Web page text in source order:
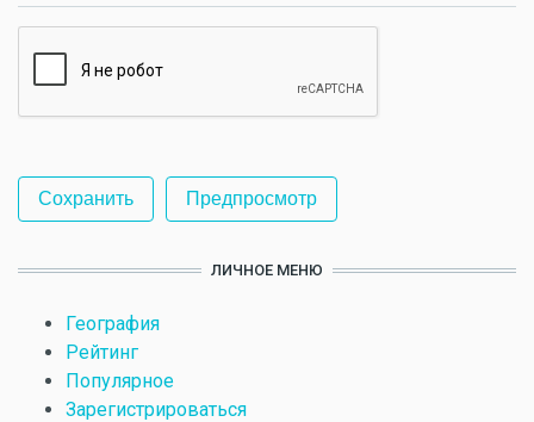
ЛИЧНОЕ МЕНЮ
География
Рейтинг
Популярное
Зарегистрироваться